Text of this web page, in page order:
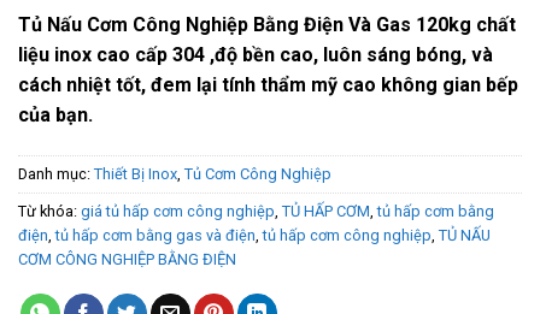
Tủ Nấu Cơm Công Nghiệp Bằng Điện Và Gas 120kg chất
liệu inox cao cấp 304 ,độ bền cao, luôn sáng bóng, và
cách nhiệt tốt, đem lại tính thẩm mỹ cao không gian bếp
của bạn.
Danh mục: Thiết Bị Inox, Tủ Cơm Công Nghiệp
Từ khóa: giá tủ hấp cơm công nghiệp, TỦ HẤP CƠM,tủ hấp cơm bằng
điện,tủ hấp cơm bằng gas và điện,tủ hấp cơm công nghiệp, TỦ NẤU
CƠM CÔNG NGHIỆP BẰNG ĐIỆN